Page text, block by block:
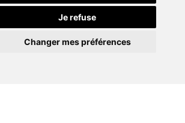
Je refuse
Changer mes préférences
suivante :
des Pins, ZA de la